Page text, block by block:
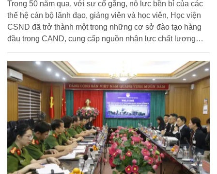
Trong 50 năm qua, với sự cố gắng, nỗ lực bền bỉ của các
thế hệ cán bộ lãnh đạo, giảng viên và học viên, Học viện
CSND đã trở thành một trong những cơ sở đào tạo hàng
đầu trong CAND, cung cấp nguồn nhân lực chất lượng